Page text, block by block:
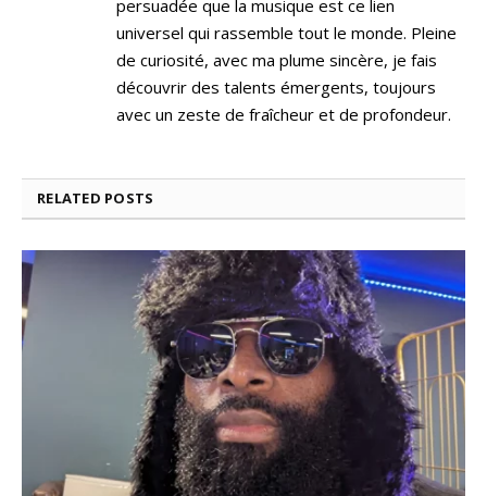
persuadée que la musique est ce lien
universel qui rassemble tout le monde. Pleine
de curiosité, avec ma plume sincère, je fais
découvrir des talents émergents, toujours
avec un zeste de fraîcheur et de profondeur.
RELATED POSTS